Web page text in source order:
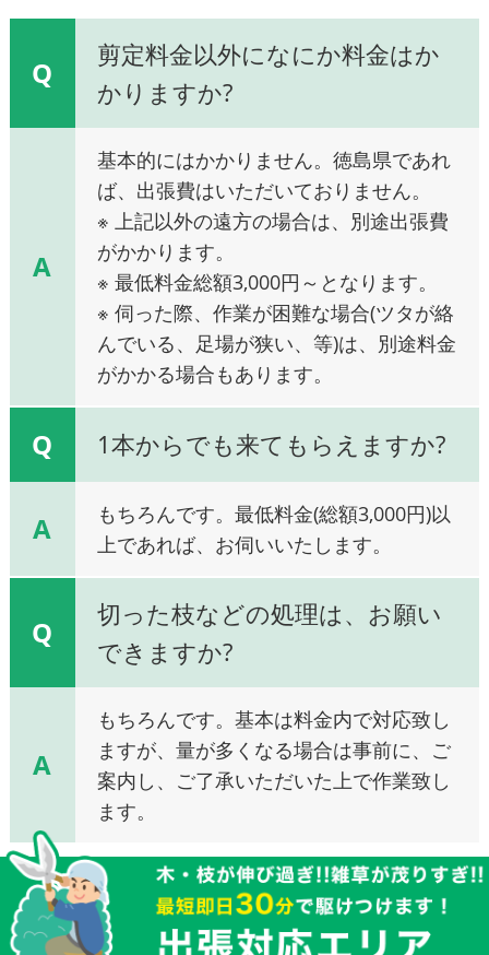
Q
剪定料金以外になにか料金はか
かりますか?
A
基本的にはかかりません。徳島県であれ
ば、出張費はいただいておりません。
※ 上記以外の遠方の場合は、別途出張費
がかかります。
※ 最低料金総額3,000円～となります。
※ 伺った際、作業が困難な場合(ツタが絡
んでいる、足場が狭い、等)は、別途料金
がかかる場合もあります。
Q 1本からでも来てもらえますか?
A
もちろんです。最低料金(総額3,000円)以
上であれば、お伺いいたします。
Q
切った枝などの処理は、お願い
できますか?
A
もちろんです。基本は料金内で対応致し
ますが、量が多くなる場合は事前に、ご
案内し、ご了承いただいた上で作業致し
ます。